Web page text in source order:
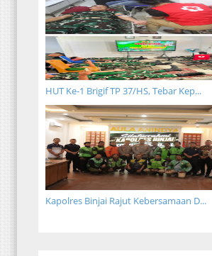
HUT Ke-1 Brigif TP 37/HS, Tebar Kep...
Kapolres Binjai Rajut Kebersamaan D...